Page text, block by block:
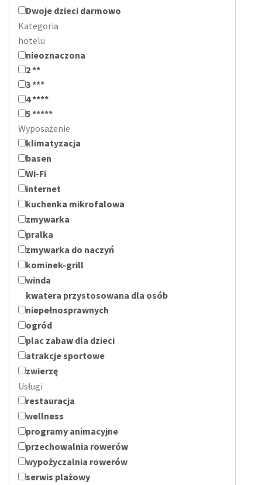
Dwoje dzieci darmowo
Kategoria
hotelu
nieoznaczona
2 **
3 ***
4 ****
5 *****
Wyposażenie
klimatyzacja
basen
Wi-Fi
internet
kuchenka mikrofalowa
zmywarka
pralka
zmywarka do naczyń
kominek-grill
winda
kwatera przystosowana dla osób
niepełnosprawnych
ogród
plac zabaw dla dzieci
atrakcje sportowe
zwierzę
Usługi
restauracja
wellness
programy animacyjne
przechowalnia rowerów
wypożyczalnia rowerów
serwis plażowy